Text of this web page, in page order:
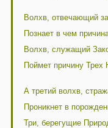
Волхв, отвечающий
Познает в чем
Волхв, служащий
Поймет причину Трех
А третий волхв,
Проникнет в
Три, берегущие